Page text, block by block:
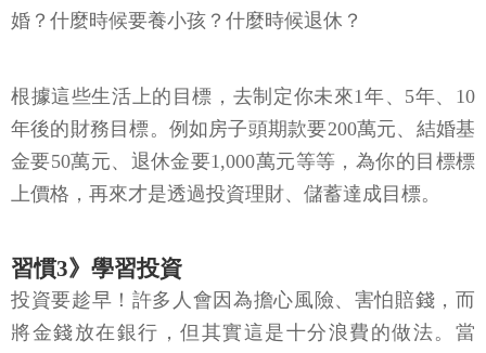
婚？什麼時候要養小孩？什麼時候退休？
根據這些生活上的目標，去制定你未來1年、5年、10
年後的財務目標。例如房子頭期款要200萬元、結婚基
金要50萬元、退休金要1,000萬元等等，為你的目標標
上價格，再來才是透過投資理財、儲蓄達成目標。
習慣3》學習投資
投資要趁早！許多人會因為擔心風險、害怕賠錢，而
將金錢放在銀行，但其實這是十分浪費的做法。當